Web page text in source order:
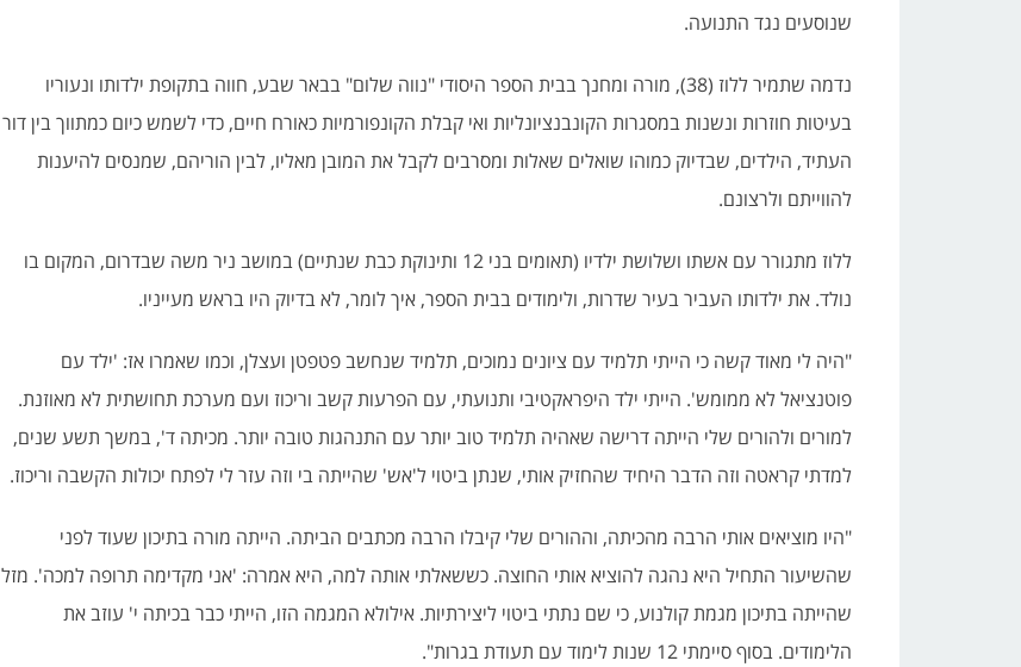
שנוסעים נגד התנועה.
נדמה שתמיר ללוז (38), מורה ומחנך בבית הספר היסודי "נווה שלום" בבאר שבע, חווה בתקופת ילדותו ונעוריו
בעיטות חוזרות ונשנות במסגרות הקונבנציונליות ואי קבלת הקונפורמיות כאורח חיים, כדי לשמש כיום כמתווך בין דור
העתיד, הילדים, שבדיוק כמוהו שואלים שאלות ומסרבים לקבל את המובן מאליו, לבין הוריהם, שמנסים להיענות
להווייתם ולרצונם.
ללוז מתגורר עם אשתו ושלושת ילדיו (תאומים בני 12 ותינוקת כבת שנתיים) במושב ניר משה שבדרום, המקום בו
נולד. את ילדותו העביר בעיר שדרות, ולימודים בבית הספר, איך לומר, לא בדיוק היו בראש מעייניו.
"היה לי מאוד קשה כי הייתי תלמיד עם ציונים נמוכים, תלמיד שנחשב פטפטן ועצלן, וכמו שאמרו אז: 'ילד עם
פוטנציאל לא ממומש'. הייתי ילד היפראקטיבי ותנועתי, עם הפרעות קשב וריכוז ועם מערכת תחושתית לא מאוזנת.
למורים ולהורים שלי הייתה דרישה שאהיה תלמיד טוב יותר עם התנהגות טובה יותר. מכיתה ד', במשך תשע שנים,
למדתי קראטה וזה הדבר היחיד שהחזיק אותי, שנתן ביטוי ל'אש' שהייתה בי וזה עזר לי לפתח יכולות הקשבה וריכוז.
"היו מוציאים אותי הרבה מהכיתה, וההורים שלי קיבלו הרבה מכתבים הביתה. הייתה מורה בתיכון שעוד לפני
שהשיעור התחיל היא נהגה להוציא אותי החוצה. כששאלתי אותה למה, היא אמרה: 'אני מקדימה תרופה למכה'. מזל
שהייתה בתיכון מגמת קולנוע, כי שם נתתי ביטוי ליצירתיות. אילולא המגמה הזו, הייתי כבר בכיתה י' עוזב את
הלימודים. בסוף סיימתי 12 שנות לימוד עם תעודת בגרות".